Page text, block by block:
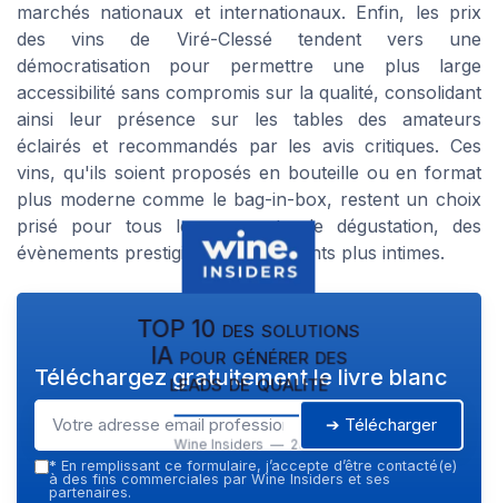
marchés nationaux et internationaux. Enfin, les prix
des vins de Viré-Clessé tendent vers une
démocratisation pour permettre une plus large
accessibilité sans compromis sur la qualité, consolidant
ainsi leur présence sur les tables des amateurs
éclairés et recommandés par les avis critiques. Ces
vins, qu'ils soient proposés en bouteille ou en format
plus moderne comme le bag-in-box, restent un choix
prisé pour tous les moments de dégustation, des
évènements prestigieux aux moments plus intimes.
TOP 10 des solutions
IA pour générer des
leads de qualité
Wine Insiders — 2026
Téléchargez gratuitement le livre blanc
➔ Télécharger
* En remplissant ce formulaire, j’accepte d’être contacté(e)
à des fins commerciales par Wine Insiders et ses
partenaires.